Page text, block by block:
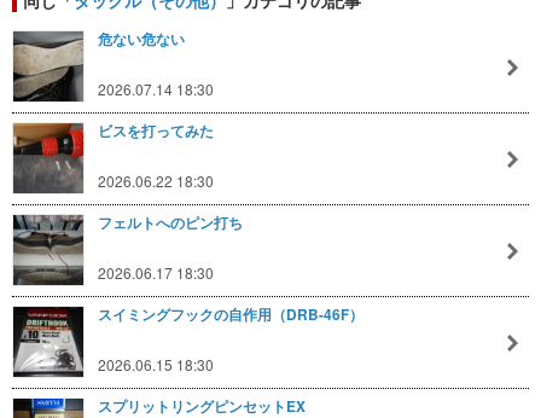
危ない危ない
2026.07.14 18:30
ビスを打ってみた
2026.06.22 18:30
フェルトへのピン打ち
2026.06.17 18:30
スイミングフックの自作用（DRB-46F）
2026.06.15 18:30
スプリットリングピンセットEX